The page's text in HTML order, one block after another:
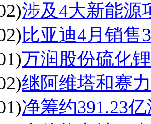
涉及4大新能源
比亚迪4月销售
万润股份硫化
继阿维塔和赛
净筹约391.23